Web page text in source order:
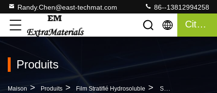
Randy.Chen@east-techmat.com 86--13812994258
Citation
Produits
Maison > Produits > Film Stratifié Hydrosoluble > Surfaces En Plastique Soluble Dans L'eau, En Relief Et Stratifiées